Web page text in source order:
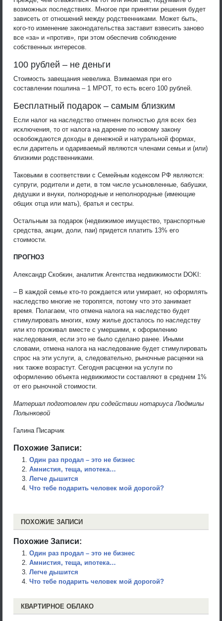
возможных последствиях. Многое при принятии решения будет
зависеть от отношений между родственниками. Может быть,
кого-то изменение законодательства заставит взвесить заново
все «за» и «против», при этом обеспечив соблюдение
собственных интересов.
100 рублей – не деньги
Стоимость завещания невелика. Взимаемая при его
составлении пошлина – 1 МРОТ, то есть всего 100 рублей.
Бесплатный подарок – самым близким
Если налог на наследство отменен полностью для всех без
исключения, то от налога на дарение по новому закону
освобождаются доходы в денежной и натуральной формах,
если даритель и одариваемый являются членами семьи и (или)
близкими родственниками.
Таковыми в соответствии с Семейным кодексом РФ являются:
супруги, родители и дети, в том числе усыновленные, бабушки,
дедушки и внуки, полнородные и неполнородные (имеющие
общих отца или мать), братья и сестры.
Остальным за подарок (недвижимое имущество, транспортные
средства, акции, доли, паи) придется платить 13% его
стоимости.
ПРОГНОЗ
Александр Скобкин, аналитик Агентства недвижимости DOKI:
– В каждой семье кто-то рождается или умирает, но оформлять
наследство многие не торопятся, потому что это занимает
время. Полагаем, что отмена налога на наследство будет
стимулировать многих, кому жилье досталось по наследству
или кто проживал вместе с умершими, к оформлению
наследования, если это не было сделано ранее. Иными
словами, отмена налога на наследование будет стимулировать
спрос на эти услуги, а, следовательно, рыночные расценки на
них также возрастут. Сегодня расценки на услуги по
оформлению объекта недвижимости составляют в среднем 1%
от его рыночной стоимости.
Материал подготовлен при содействии нотариуса Людмилы
Полынковой
Галина Писарчик
Похожие Записи:
Один раз продал – это не бизнес
Амнистия, теща, ипотека…
Легче дышится
Что тебе подарить человек мой дорогой?
ПОХОЖИЕ ЗАПИСИ
Похожие Записи:
Один раз продал – это не бизнес
Амнистия, теща, ипотека…
Легче дышится
Что тебе подарить человек мой дорогой?
КВАРТИРНОЕ ОБЛАКО